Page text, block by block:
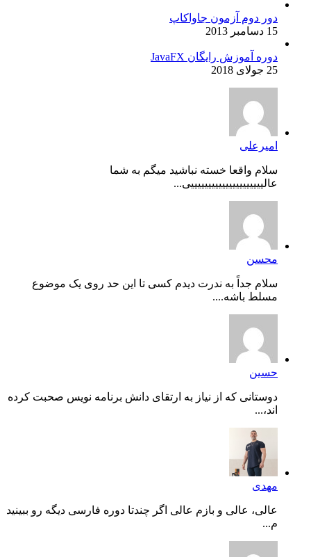
دور دوم آزمون جاواکاپ
15 دسامبر 2013
دوره آموزش رایگان JavaFX
25 جولای 2018
امیرعلی
سلام واقعا خسته نباشید میگم به شما
عالیییییییییییییییییییییی...
محسن
سلام جداً به ندرت دیدم کسی تا این حد روی یک موضوع
مسلط باشه....
حسین
دوستانی که از نیاز به ارتقای دانش برنامه نویس صحبت کرده
اند،...
مهدی
عالی، عالی و بازم عالی اگر چندتا دوره فارسی دیگه رو ببینید
م...